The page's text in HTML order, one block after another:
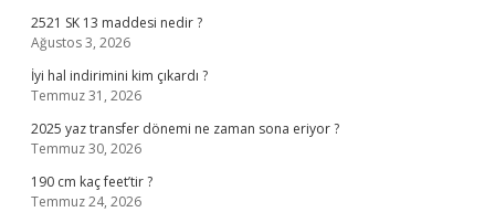
2521 SK 13 maddesi nedir ?
Ağustos 3, 2026
İyi hal indirimini kim çıkardı ?
Temmuz 31, 2026
2025 yaz transfer dönemi ne zaman sona eriyor ?
Temmuz 30, 2026
190 cm kaç feet’tir ?
Temmuz 24, 2026